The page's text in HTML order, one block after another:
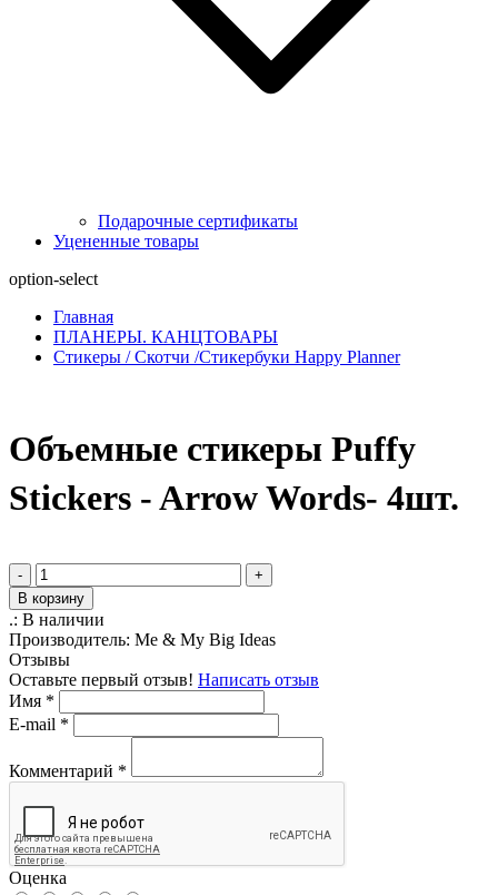
Подарочные сертификаты
Уцененные товары
option-select
Главная
ПЛАНЕРЫ. КАНЦТОВАРЫ
Стикеры / Скотчи /Стикербуки Happy Planner
Объемные стикеры Puffy
Stickers - Arrow Words- 4шт.
-
+
В корзину
.: В наличии
Производитель: Me & My Big Ideas
Отзывы
Оставьте первый отзыв! Написать отзыв
Имя *
E-mail *
Комментарий *
Оценка